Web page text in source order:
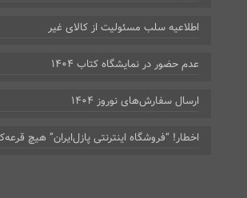
اطلاعیه سلب مسئولیت از کالای غیر
عدم حضور در نمایشگاه کتاب ۱۴۰۴
ارسال سفارش‌های نوروز ۱۴۰۴
اخطار! “فروشگاه اینترنتی پازل‌ایران” هیچ